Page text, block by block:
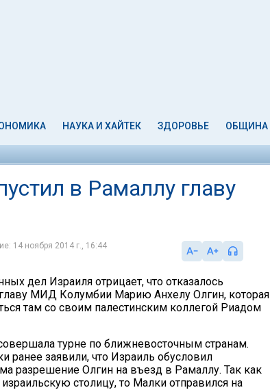
НАУКА И ХАЙТЕК ЗДОРОВЬЕ ОБЩИНА
в Рамаллу главу
14 ноября 2014 г., 16:44
дел Израиля отрицает, что отказалось
МИД Колумбии Марию Анхелу Олгин, которая
там со своим палестинским коллегой Риадом
турне по ближневосточным странам.
ранее заявили, что Израиль обусловил
разрешение Олгин на въезд в Рамаллу. Так как
израильскую столицу, то Малки отправился на